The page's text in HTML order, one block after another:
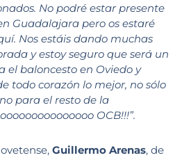
No podré estar presente
Guadalajara pero os estaré
Nos estáis dando muchas
y estoy seguro que será un
el baloncesto en Oviedo y
todo corazón lo mejor, no sólo
para el resto de la
OCB!!!”.
Guillermo Arenas, de